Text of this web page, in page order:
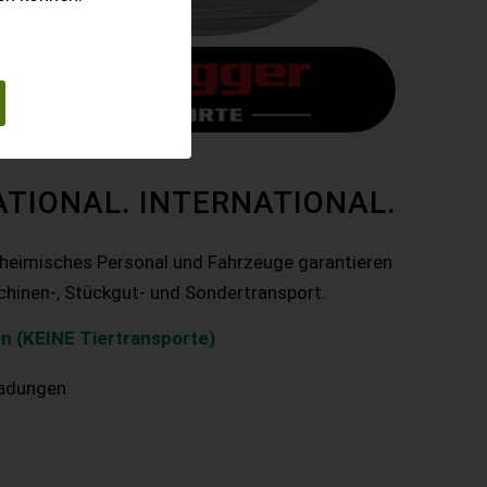
INTERNATIONAL.
Personal und Fahrzeuge garantieren
, Stückgut- und Sondertransport.
(KEINE Tiertransporte)